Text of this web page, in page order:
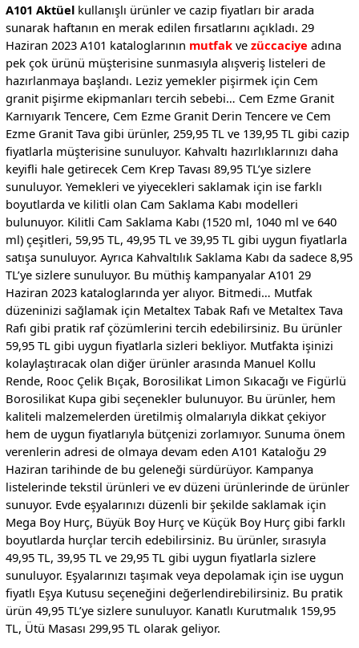
A101 Aktüelkullanışlı ürünler ve cazip fiyatları bir arada
sunarak haftanın en merak edilen fırsatlarını açıkladı. 29
Haziran 2023 A101 kataloglarının mutfak ve züccaciye adına
pek çok ürünü müşterisine sunmasıyla alışveriş listeleri de
hazırlanmaya başlandı. Leziz yemekler pişirmek için Cem
granit pişirme ekipmanları tercih sebebi… Cem Ezme Granit
Karnıyarık Tencere, Cem Ezme Granit Derin Tencere ve Cem
Ezme Granit Tava gibi ürünler, 259,95 TL ve 139,95 TL gibi cazip
fiyatlarla müşterisine sunuluyor. Kahvaltı hazırlıklarınızı daha
keyifli hale getirecek Cem Krep Tavası 89,95 TL’ye sizlere
sunuluyor. Yemekleri ve yiyecekleri saklamak için ise farklı
boyutlarda ve kilitli olan Cam Saklama Kabı modelleri
bulunuyor. Kilitli Cam Saklama Kabı (1520 ml, 1040 ml ve 640
ml) çeşitleri, 59,95 TL, 49,95 TL ve 39,95 TL gibi uygun fiyatlarla
satışa sunuluyor. Ayrıca Kahvaltılık Saklama Kabı da sadece 8,95
TL’ye sizlere sunuluyor. Bu müthiş kampanyalar A101 29
Haziran 2023 kataloglarında yer alıyor. Bitmedi… Mutfak
düzeninizi sağlamak için Metaltex Tabak Rafı ve Metaltex Tava
Rafı gibi pratik raf çözümlerini tercih edebilirsiniz. Bu ürünler
59,95 TL gibi uygun fiyatlarla sizleri bekliyor. Mutfakta işinizi
kolaylaştıracak olan diğer ürünler arasında Manuel Kollu
Rende, Rooc Çelik Bıçak, Borosilikat Limon Sıkacağı ve Figürlü
Borosilikat Kupa gibi seçenekler bulunuyor. Bu ürünler, hem
kaliteli malzemelerden üretilmiş olmalarıyla dikkat çekiyor
hem de uygun fiyatlarıyla bütçenizi zorlamıyor. Sunuma önem
verenlerin adresi de olmaya devam eden A101 Kataloğu 29
Haziran tarihinde de bu geleneği sürdürüyor. Kampanya
listelerinde tekstil ürünleri ve ev düzeni ürünlerinde de ürünler
sunuyor. Evde eşyalarınızı düzenli bir şekilde saklamak için
Mega Boy Hurç, Büyük Boy Hurç ve Küçük Boy Hurç gibi farklı
boyutlarda hurçlar tercih edebilirsiniz. Bu ürünler, sırasıyla
49,95 TL, 39,95 TL ve 29,95 TL gibi uygun fiyatlarla sizlere
sunuluyor. Eşyalarınızı taşımak veya depolamak için ise uygun
fiyatlı Eşya Kutusu seçeneğini değerlendirebilirsiniz. Bu pratik
ürün 49,95 TL’ye sizlere sunuluyor. Kanatlı Kurutmalık 159,95
TL, Ütü Masası 299,95 TL olarak geliyor.